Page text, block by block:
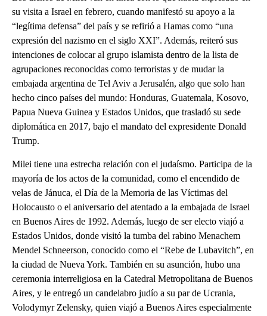
su visita a Israel en febrero, cuando manifestó su apoyo a la
“legítima defensa” del país y se refirió a Hamas como “una
expresión del nazismo en el siglo XXI”. Además, reiteró sus
intenciones de colocar al grupo islamista dentro de la lista de
agrupaciones reconocidas como terroristas y de mudar la
embajada argentina de Tel Aviv a Jerusalén, algo que solo han
hecho cinco países del mundo: Honduras, Guatemala, Kosovo,
Papua Nueva Guinea y Estados Unidos, que trasladó su sede
diplomática en 2017, bajo el mandato del expresidente Donald
Trump.
Milei tiene una estrecha relación con el judaísmo. Participa de la
mayoría de los actos de la comunidad, como el encendido de
velas de Jánuca, el Día de la Memoria de las Víctimas del
Holocausto o el aniversario del atentado a la embajada de Israel
en Buenos Aires de 1992. Además, luego de ser electo viajó a
Estados Unidos, donde visitó la tumba del rabino Menachem
Mendel Schneerson, conocido como el “Rebe de Lubavitch”, en
la ciudad de Nueva York. También en su asunción, hubo una
ceremonia interreligiosa en la Catedral Metropolitana de Buenos
Aires, y le entregó un candelabro judío a su par de Ucrania,
Volodymyr Zelensky, quien viajó a Buenos Aires especialmente